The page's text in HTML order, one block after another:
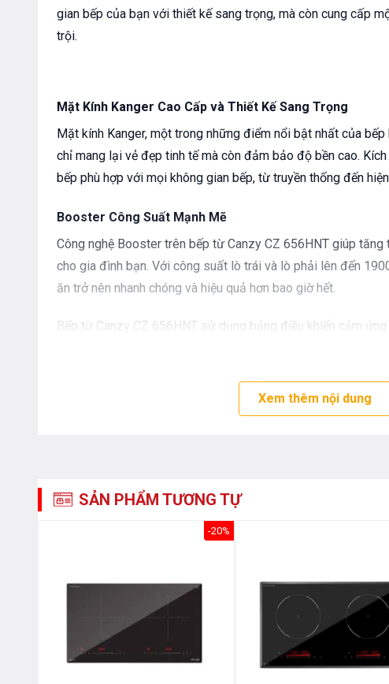
gian bếp của bạn với thiết kế sang trọng, mà còn cung cấp
trội.
Mặt Kính Kanger Cao Cấp và Thiết Kế Sang Trọng
Mặt kính Kanger, một trong những điểm nổi bật nhất của
chỉ mang lại vẻ đẹp tinh tế mà còn đảm bảo độ bền cao.
bếp phù hợp với mọi không gian bếp, từ truyền thống đến
Booster Công Suất Mạnh Mẽ
Công nghệ Booster trên bếp từ Canzy CZ 656HNT giúp
cho gia đình bạn. Với công suất lò trái và lò phải lên đến
ăn trở nên nhanh chóng và hiệu quả hơn bao giờ hết.
Bếp từ Canzy CZ 656HNT sử dụng bảng điều khiển cảm
món ăn. Bếp còn được trang bị thêm các chức năng nấu
Xem thêm nội dung
SẢN PHẨM TƯƠNG TỰ
-20%